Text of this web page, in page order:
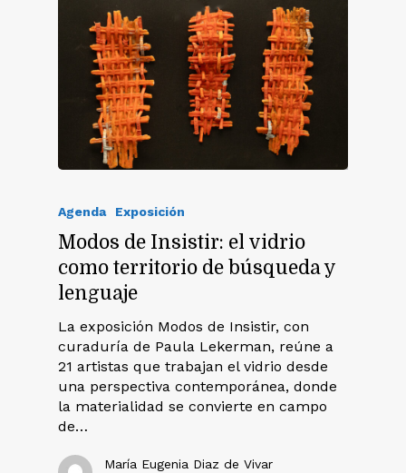
Agenda Exposición
Modos de Insistir: el vidrio
como territorio de búsqueda y
lenguaje
La exposición Modos de Insistir, con
curaduría de Paula Lekerman, reúne a
21 artistas que trabajan el vidrio desde
una perspectiva contemporánea, donde
la materialidad se convierte en campo
de…
María Eugenia Diaz de Vivar